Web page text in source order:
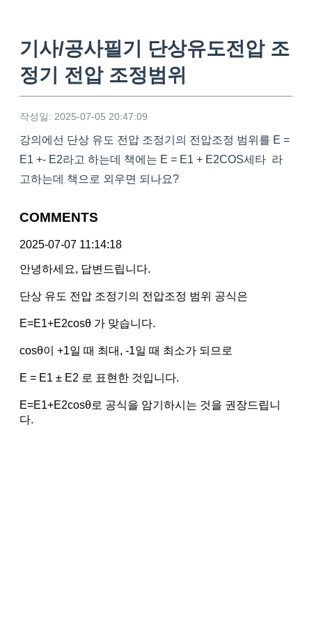
기사/공사필기 단상유도전압 조
정기 전압 조정범위
작성일: 2025-07-05 20:47:09
강의에선 단상 유도 전압 조정기의 전압조정 범위를 E =
E1 +- E2라고 하는데 책에는 E = E1 + E2COS세타 라
고하는데 책으로 외우면 되나요?
COMMENTS
2025-07-07 11:14:18
안녕하세요, 답변드립니다.
단상 유도 전압 조정기의 전압조정 범위 공식은
E=E1+E2cosθ 가 맞습니다.
cosθ이 +1일 때 최대, -1일 때 최소가 되므로
E = E1 ± E2 로 표현한 것입니다.
E=E1+E2cosθ로 공식을 암기하시는 것을 권장드립니
다.